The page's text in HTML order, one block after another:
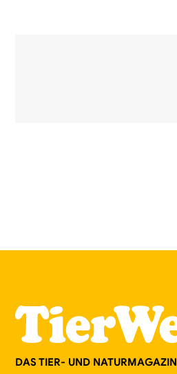
DAS TIER- UND NATURMAGAZIN